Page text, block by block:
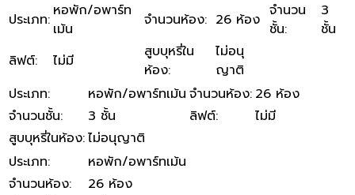
ประเภท: หอพัก/อพาร์ท
เม้น
จำนวนห้อง: 26 ห้อง จำนวน
ชั้น:
3
ชั้น
ลิฟต์: ไม่มี
สูบบุหรี่ใน
ห้อง:
ไม่อนุ
ญาติ
ประเภท: หอพัก/อพาร์ทเม้น จำนวนห้อง: 26 ห้อง
จำนวนชั้น: 3 ชั้น ลิฟต์:
ไม่มี
สูบบุหรี่ในห้อง:ไม่อนุญาติ
ประเภท:
หอพัก/อพาร์ทเม้น
จำนวนห้อง:
26 ห้อง